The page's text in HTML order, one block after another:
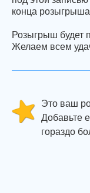
конца
Розыгрыш будет
Желаем всем
Это ваш
Добавьте
гораздо